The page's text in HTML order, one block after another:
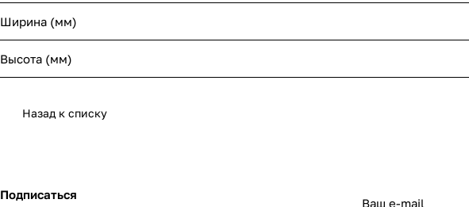
Ширина (мм)
Высота (мм)
Назад к списку
Подписаться